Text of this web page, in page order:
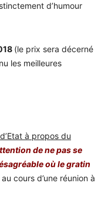
d’humour
(le prix sera décerné
les meilleures
à propos du
de ne pas se
où le gratin
cours d’une réunion à